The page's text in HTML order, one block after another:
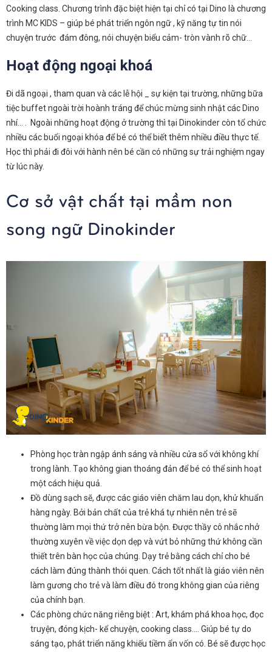
Cooking class. Chương trình đặc biệt hiện tại chỉ có tại Dino là chương
trình MC KIDS – giúp bé phát triển ngôn ngữ , kỹ năng tự tin nói
chuyện trước đám đông, nói chuyện biểu cảm- tròn vành rõ chữ…
Hoạt động ngoại khoá
Đi dã ngoại , tham quan và các lễ hội _ sự kiện tại trường, những bữa
tiệc buffet ngoài trời hoành tráng để chúc mừng sinh nhật các Dino
nhí… . Ngoài những hoạt động ở trường thì tại Dinokinder còn tổ chức
nhiều các buổi ngoại khóa để bé có thể biết thêm nhiều điều thực tế.
Học thì phải đi đôi với hành nên bé cần có những sự trải nghiệm ngay
từ lúc này.
Cơ sở vật chất tại mầm non
song ngữ Dinokinder
Phòng học tràn ngập ánh sáng và nhiều cửa sổ với không khí
trong lành. Tạo không gian thoáng đản để bé có thể sinh hoạt
một cách hiệu quả.
Đồ dùng sạch sẽ, được các giáo viên chăm lau dọn, khử khuẩn
hàng ngày. Bởi bản chất của trẻ khá tự nhiên nên trẻ sẽ
thường làm mọi thứ trở nên bừa bộn. Được thầy cô nhắc nhở
thường xuyên về việc dọn dẹp và vứt bỏ những thứ không cần
thiết trên bàn học của chúng. Dạy trẻ bằng cách chỉ cho bé
cách làm đúng thành thói quen. Cách tốt nhất là giáo viên nên
làm gương cho trẻ và làm điều đó trong không gian của riêng
của chính bạn.
Các phòng chức năng riêng biệt : Art, khám phá khoa học, đọc
truyện, đóng kịch- kể chuyện, cooking class…. Giúp bé tự do
sáng tạo, phát triển năng khiếu tiềm ẩn vốn có. Bé sẽ được học